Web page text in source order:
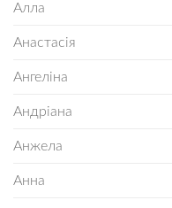
Алла
Анастасія
Ангеліна
Андріана
Анжела
Анна